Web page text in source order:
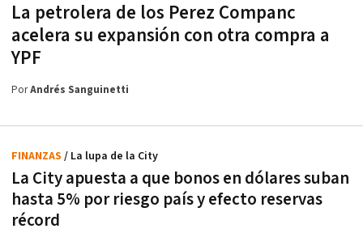
La petrolera de los Perez Companc
acelera su expansión con otra compra a
YPF
PorAndrés Sanguinetti
La City apuesta a que bonos en dólares suban
hasta 5% por riesgo país y efecto reservas
récord
FINANZAS / La lupa de la City